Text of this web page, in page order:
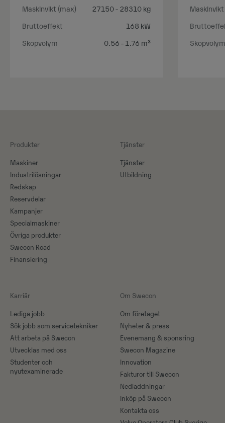
Maskinvikt (max)
27150 - 28310 kg
Bruttoeffekt
168 kW
Skopvolym
0.56 - 1.76 m³
Skopvolym
Produkter
Maskiner​
Industrilösningar
Redskap
Reservdelar
Kampanjer
Specialmaskiner
Övriga produkter
Swecon Road
Finansiering
Tjänster
Tjänster
Utbildning
Karriär
Lediga jobb
Sök jobb som servicetekniker
Att arbeta på Swecon
Utvecklas med oss
Studenter och
nyutexaminerade
Om Swecon
Om företaget
Nyheter & press
Evenemang & sponsring
Swecon Magazine
Innovation
Fakturor till Swecon
Nedladdningar
Inköp på Swecon
Kontakta oss